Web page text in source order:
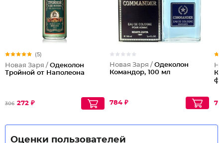
(5)
Новая Заря / Одеколон
Тройной от Наполеона
306 272 ₽
Новая Заря / Одеколон
Командор, 100 мл
784 ₽
Оценки пользователей